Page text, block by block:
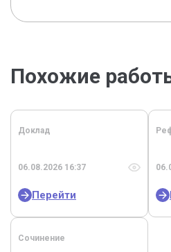
Похожие
Доклад
06.08.2026 16:37
Перейти
Сочинение